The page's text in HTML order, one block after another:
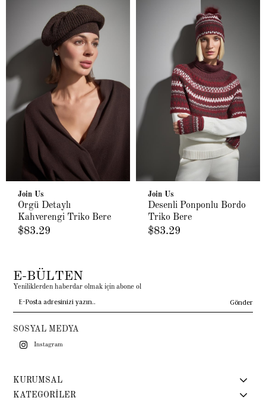
Join Us
Örgü Detaylı
Kahverengi Triko Bere
$83.29
Join Us
Desenli Ponponlu Bordo
Triko Bere
$83.29
E-BÜLTEN
Yeniliklerden haberdar olmak için abone ol
Gönder
SOSYAL MEDYA
Instagram
KURUMSAL
KATEGORİLER